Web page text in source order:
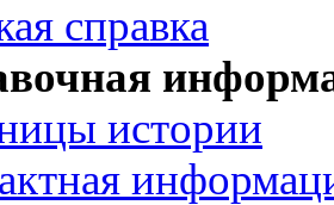
справка
истории